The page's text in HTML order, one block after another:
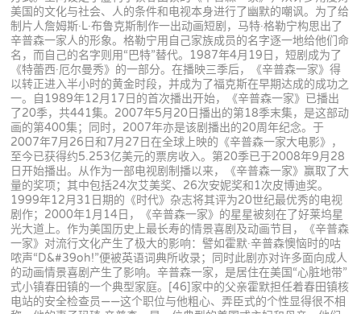
美国的文化与社会、人的条件和电视本身进行了幽默的嘲讽。为了给
制片人詹姆斯·L·布鲁克斯制作一出动画短剧，马特·格勒宁构思出了
辛普森一家人的形象。格勒宁用自己家族成员的名字逐一地给他们命
名，而自己的名字则用“巴特”替代。1987年4月19日，短剧成为了
《特蕾西·厄尔曼秀》的一部分。在播映三季后，《辛普森一家》得
以转正进入半小时的黄金时段，并成为了福克斯在早期达成的成功之
一。自1989年12月17日的首次播出开始，《辛普森一家》已播出
了20季，共441集。2007年5月20日播出的第18季末集，是这部动
画的第400集；同时，2007年亦是该剧播出的20周年纪念。于
2007年7月26日和7月27日在全球上映的《辛普森一家大电影》，
至今已获得约5.253亿美元的票房收入。第20季已于2008年9月28
日开始播出。从作为一部电视剧制播以来，《辛普森一家》赢取了大
量的奖项；其中包括24次艾美奖、26次安妮奖和1次皮博迪奖。
1999年12月31日期的《时代》杂志将其评为20世纪最优秀的电视
剧作；2000年1月14日，《辛普森一家》的星星被刻在了好莱坞星
光大道上。作为美国历史上最长寿的情景喜剧及动画节目，《辛普森
一家》对流行文化产生了极大的影响：譬如霍默·辛普森懊恼时的咕
哝声“D&#39oh!”便被英语词典所收录；同时此剧亦对许多面向成人
的动画情景喜剧产生了影响。辛普森一家，是居住在美国“心脏地带”
式小镇春田镇的一个典型家庭。[46]家中的父亲霍默担任着春田镇核
电站的安全检查员——这个职位与他粗心、弄臣式的个性显得很不相